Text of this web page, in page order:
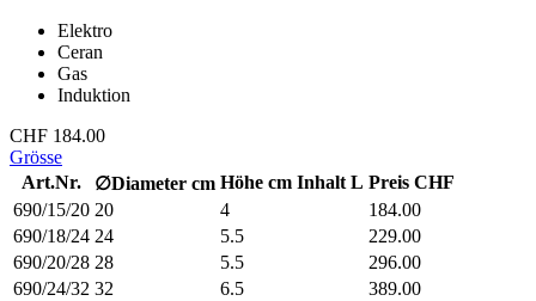
Elektro
Ceran
Gas
Induktion
CHF 184.00
Grösse
Art.Nr.
∅Diameter cm Höhe cm Inhalt L Preis CHF
690/15/20 20 4
184.00
690/18/24 24 5.5
229.00
690/20/28 28 5.5
296.00
690/24/32 32 6.5
389.00